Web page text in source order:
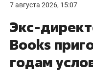
7 августа 2026, 15:07
Экс-
Books
годам